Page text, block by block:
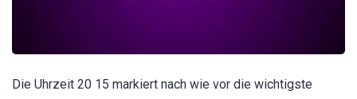
Die Uhrzeit 20 15 markiert nach wie vor die wichtigste